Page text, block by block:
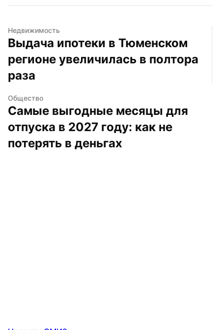
Недвижимость
Выдача ипотеки в Тюменском
регионе увеличилась в полтора
раза
Общество
Самые выгодные месяцы для
отпуска в 2027 году: как не
потерять в деньгах